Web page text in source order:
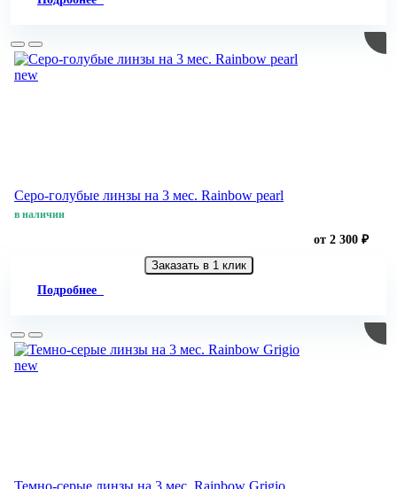
new
Серо-голубые линзы на 3 мес. Rainbow pearl
в наличии
от 2 300 ₽
Заказать в 1 клик
Подробнее
new